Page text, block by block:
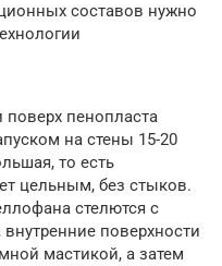
составов нужно
поверх пенопласта
на стены 15-20
то есть
цельным, без стыков.
стелются с
поверхности
мастикой, а затем